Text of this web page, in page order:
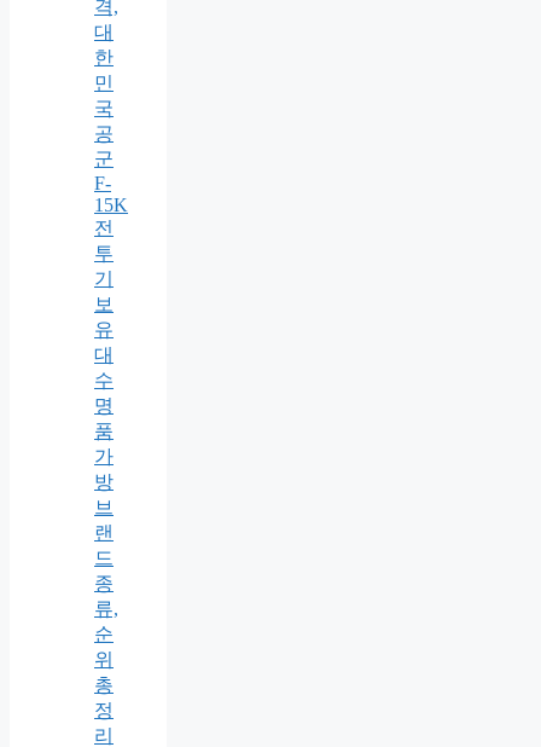
격,
대
한
민
국
공
군
F-
15K
전
투
기
보
유
대
수
명
품
가
방
브
랜
드
종
류,
순
위
총
정
리